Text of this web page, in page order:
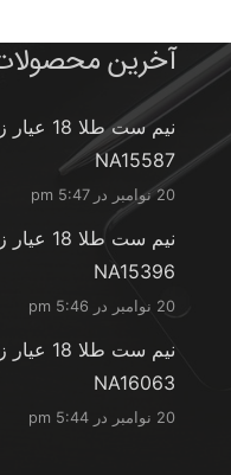
آخرین
نیم ست
NA15587
20 نوامبر در 5:47 pm
نیم ست
NA15396
20 نوامبر در 5:46 pm
نیم ست
NA16063
20 نوامبر در 5:44 pm